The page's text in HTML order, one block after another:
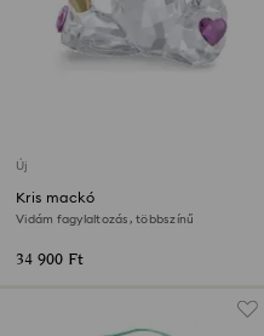
Új
Kris mackó
Vidám fagylaltozás, többszínű
34 900 Ft